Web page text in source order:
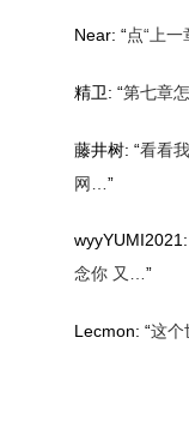
Near: “点“上
精卫: “第七章
藤井树: “看看
网…”
wyyYUMI2021
念你 又…”
Lecmon: “这个